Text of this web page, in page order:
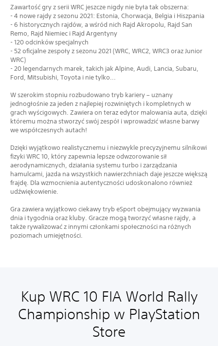
Zawartość gry z serii WRC jeszcze nigdy nie była tak obszerna:
- 4 nowe rajdy z sezonu 2021: Estonia, Chorwacja, Belgia i Hiszpania
- 6 historycznych rajdów, a wśród nich Rajd Akropolu, Rajd San
Remo, Rajd Niemiec i Rajd Argentyny
- 120 odcinków specjalnych
- 52 oficjalne zespoły z sezonu 2021 (WRC, WRC2, WRC3 oraz Junior
WRC)
- 20 legendarnych marek, takich jak Alpine, Audi, Lancia, Subaru,
Ford, Mitsubishi, Toyota i nie tylko...
W szerokim stopniu rozbudowano tryb kariery – uznany
jednogłośnie za jeden z najlepiej rozwiniętych i kompletnych w
grach wyścigowych. Zawiera on teraz edytor malowania auta, dzięki
któremu można stworzyć swój zespół i wprowadzić własne barwy
we współczesnych autach!
Dzięki wyjątkowo realistycznemu i niezwykle precyzyjnemu silnikowi
fizyki WRC 10, który zapewnia lepsze odwzorowanie sił
aerodynamicznych, działania systemu turbo i zarządzania
hamulcami, jazda na wszystkich nawierzchniach daje jeszcze większą
frajdę. Dla wzmocnienia autentyczności udoskonalono również
udźwiękowienie.
Gra zawiera wyjątkowo ciekawy tryb eSport obejmujący wyzwania
dnia i tygodnia oraz kluby. Gracze mogą tworzyć własne rajdy, a
także rywalizować z innymi członkami społeczności na różnych
poziomach umiejętności.
Kup WRC 10 FIA World Rally
Championship w PlayStation
Store